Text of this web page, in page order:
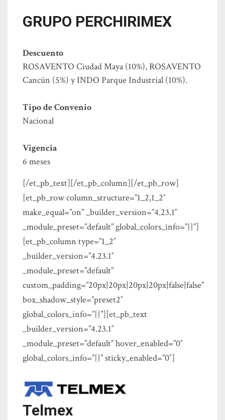
GRUPO PERCHIRIMEX
Descuento
ROSAVENTO Ciudad Maya (10%), ROSAVENTO
Cancún (5%) y INDO Parque Industrial (10%).
Tipo de Convenio
Nacional
Vigencia
6 meses
[/et_pb_text][/et_pb_column][/et_pb_row]
[et_pb_row column_structure=”1_2,1_2″
make_equal=”on” _builder_version=”4.23.1″
_module_preset=”default” global_colors_info=”{}”]
[et_pb_column type=”1_2″
_builder_version=”4.23.1″
_module_preset=”default”
custom_padding=”20px|20px|20px|20px|false|false”
box_shadow_style=”preset2″
global_colors_info=”{}”][et_pb_text
_builder_version=”4.23.1″
_module_preset=”default” hover_enabled=”0″
global_colors_info=”{}” sticky_enabled=”0″]
Telmex